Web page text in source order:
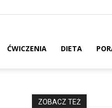
ĆWICZENIA DIETA
ZOBACZ TEŻ